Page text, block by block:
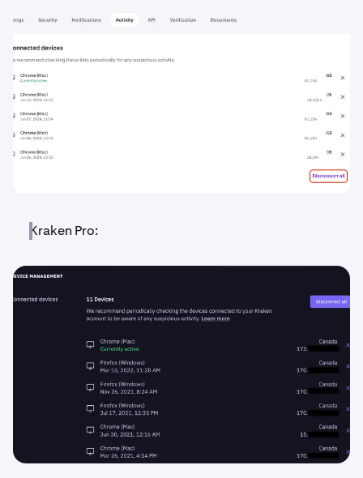
Kraken Pro: